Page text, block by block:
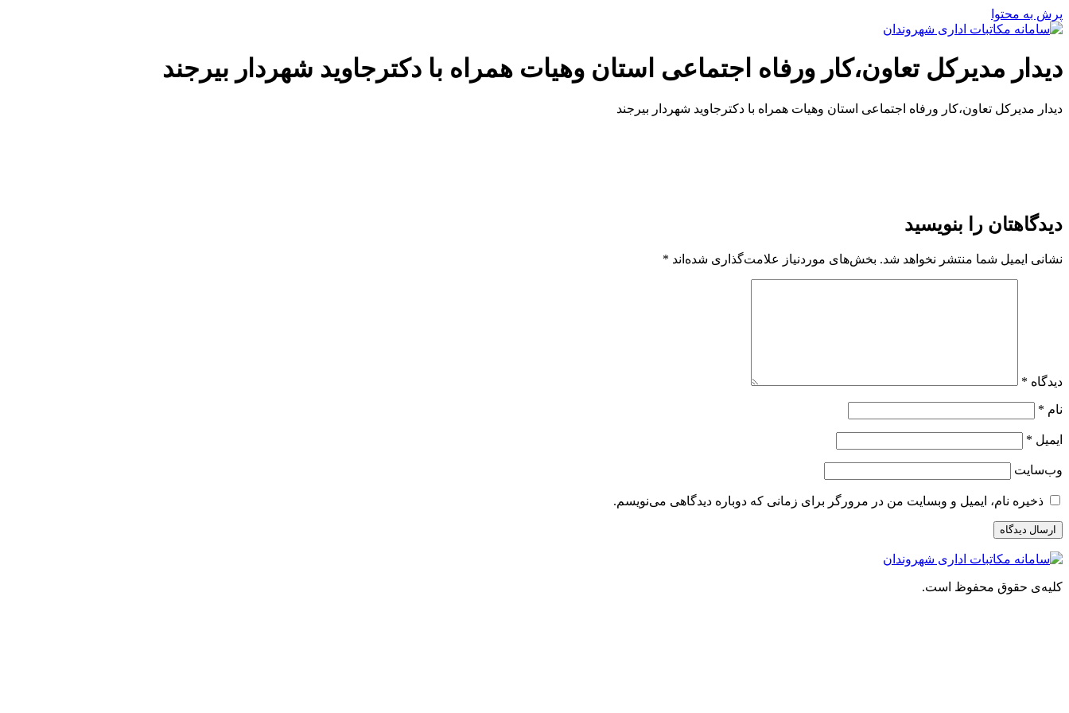
پرش به محتوا
دیدار مدیرکل تعاون،کار ورفاه اجتماعی استان وهیات همراه با دکترجاوید شهردار بیرجند
دیدار مدیرکل تعاون،کار ورفاه اجتماعی استان وهیات همراه با دکترجاوید شهردار بیرجند
دیدگاهتان را بنویسید
نشانی ایمیل شما منتشر نخواهد شد. بخش‌های موردنیاز علامت‌گذاری شده‌اند *
دیدگاه *
نام *
ایمیل *
وب‌سایت
ذخیره نام، ایمیل و وبسایت من در مرورگر برای زمانی که دوباره دیدگاهی می‌نویسم.
کلیه‌ی حقوق محفوظ است.